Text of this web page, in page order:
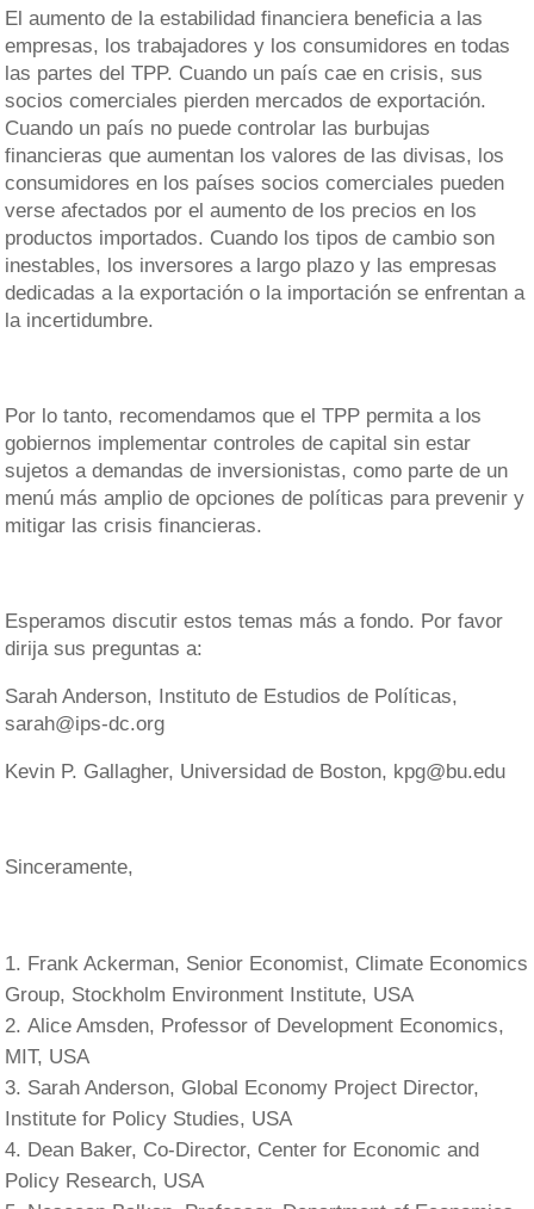
El aumento de la estabilidad financiera beneficia a las
empresas, los trabajadores y los consumidores en todas
las partes del TPP. Cuando un país cae en crisis, sus
socios comerciales pierden mercados de exportación.
Cuando un país no puede controlar las burbujas
financieras que aumentan los valores de las divisas, los
consumidores en los países socios comerciales pueden
verse afectados por el aumento de los precios en los
productos importados. Cuando los tipos de cambio son
inestables, los inversores a largo plazo y las empresas
dedicadas a la exportación o la importación se enfrentan a
la incertidumbre.
Por lo tanto, recomendamos que el TPP permita a los
gobiernos implementar controles de capital sin estar
sujetos a demandas de inversionistas, como parte de un
menú más amplio de opciones de políticas para prevenir y
mitigar las crisis financieras.
Esperamos discutir estos temas más a fondo. Por favor
dirija sus preguntas a:
Sarah Anderson, Instituto de Estudios de Políticas,
sarah@ips-dc.org
Kevin P. Gallagher, Universidad de Boston, kpg@bu.edu
Sinceramente,
Frank Ackerman, Senior Economist, Climate Economics
Group, Stockholm Environment Institute, USA
Alice Amsden, Professor of Development Economics,
MIT, USA
Sarah Anderson, Global Economy Project Director,
Institute for Policy Studies, USA
Dean Baker, Co-Director, Center for Economic and
Policy Research, USA